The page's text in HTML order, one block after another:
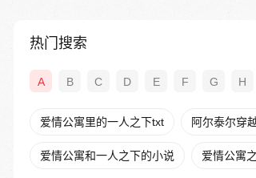
热门搜索
A B C D E F G H
爱情公寓里的一人之下txt 阿尔泰尔穿
爱情公寓和一人之下的小说 爱情公寓